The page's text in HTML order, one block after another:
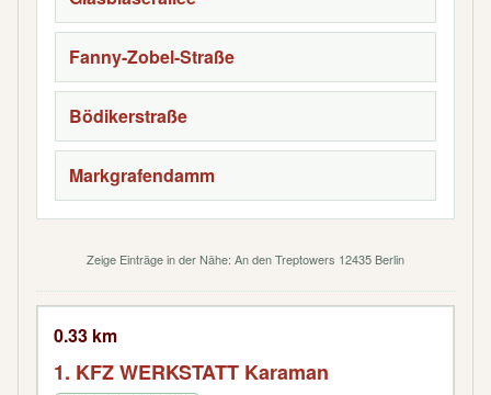
Fanny-Zobel-Straße
Bödikerstraße
Markgrafendamm
Zeige Einträge in der Nähe: An den Treptowers 12435 Berlin
0.33 km
1. KFZ WERKSTATT Karaman